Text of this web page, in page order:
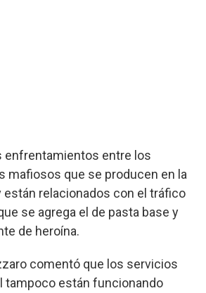
enfrentamientos entre los
mafiosos que se producen en la
están relacionados con el tráfico
se agrega el de pasta base y
de heroína.
comentó que los servicios
tampoco están funcionando